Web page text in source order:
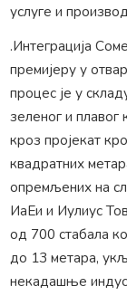
услуге и
.Интеграција
премијеру у
процес је у
зеленог и
кроз пројекат
квадратних
опремљених на
ИаЕи и Иулиус
од 700 стабала
до 13 метара,
некадашње